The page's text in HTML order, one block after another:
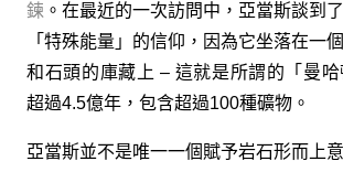
鍊 。在最近的一次訪問中，亞當斯談到
「特殊能量」的信仰，因為它坐落在一
和石頭的庫藏上 – 這就是所謂的「曼
超過4.5億年，包含超過100種礦物。
亞當斯並不是唯一一個賦予岩石形而上